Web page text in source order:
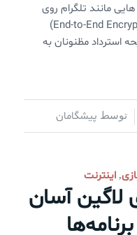
مانند تلگرام روی
آورده‌اند که از رمزنگاری سرتاسر (End-to-End Encryption)
استرداد مظنونان به
توسط پیشگامان
,اینترنت
لاگین آسان